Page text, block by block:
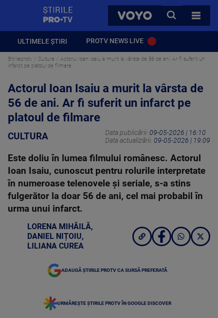
VOYO
CAUTA
TOATE
ULTIMELE ȘTIRI PROTV NEWS LIVE
Stirileprotv Cultura
Actorul Ioan Isaiu a murit la vârsta de 56 de ani. Ar fi suferit un
infarct pe platoul de filmare
Actorul Ioan Isaiu a murit la vârsta de
56 de ani. Ar fi suferit un infarct pe
platoul de filmare
CULTURA Data publicării: 09-05-2026 | 16:10
Data actualizării: 09-05-2026 | 19:09
Este doliu în lumea filmului românesc. Actorul
Ioan Isaiu, cunoscut pentru rolurile interpretate
în numeroase telenovele și seriale, s-a stins
fulgerător la doar 56 de ani, cel mai probabil în
urma unui infarct.
LORENA MIHĂILĂ,
DANIEL NIȚOIU,
LILIANA CUREA
ADAUGĂ ȘTIRILE PROTV CA SURSĂ PREFERATĂ
URMĂREȘTE ȘTIRILE PROTV ÎN GOOGLE DISCOVER